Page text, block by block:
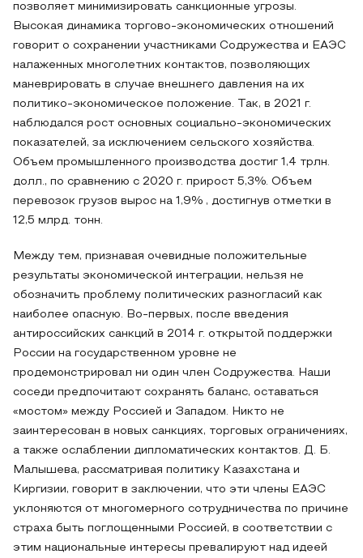
позволяет минимизировать санкционные угрозы.
Высокая динамика торгово-экономических отношений
говорит о сохранении участниками Содружества и ЕАЭС
налаженных многолетних контактов, позволяющих
маневрировать в случае внешнего давления на их
политико-экономическое положение. Так, в 2021 г.
наблюдался рост основных социально-экономических
показателей, за исключением сельского хозяйства.
Объем промышленного производства достиг 1,4 трлн.
долл., по сравнению с 2020 г. прирост 5,3%. Объем
перевозок грузов вырос на 1,9% , достигнув отметки в
12,5 млрд. тонн.
Между тем, признавая очевидные положительные
результаты экономической интеграции, нельзя не
обозначить проблему политических разногласий как
наиболее опасную. Во-первых, после введения
антироссийских санкций в 2014 г. открытой поддержки
России на государственном уровне не
продемонстрировал ни один член Содружества. Наши
соседи предпочитают сохранять баланс, оставаться
«мостом» между Россией и Западом. Никто не
заинтересован в новых санкциях, торговых ограничениях,
а также ослаблении дипломатических контактов. Д. Б.
Малышева, рассматривая политику Казахстана и
Киргизии, говорит в заключении, что эти члены ЕАЭС
уклоняются от многомерного сотрудничества по причине
страха быть поглощенными Россией, в соответствии с
этим национальные интересы превалируют над идеей